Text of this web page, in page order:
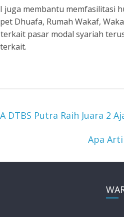
juga membantu memfasilitasi
Dhuafa, Rumah Wakaf,
terkait pasar modal syariah
DTBS Putra Raih Juara 2
Apa